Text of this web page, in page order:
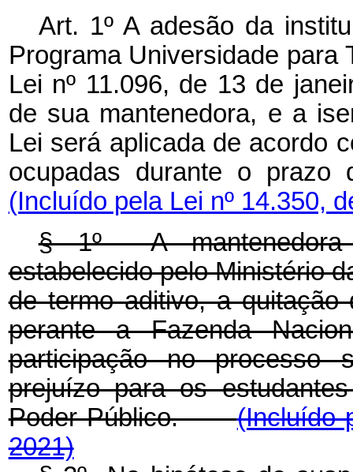
Art. 1º A adesão da
Programa Universidade para
Lei nº 11.096, de 13 de
de sua mantenedora, e a
Lei será aplicada de acordo
ocupadas durante o
(Incluído pela Lei nº 14.350,
§ 1º A mantenedora
estabelecido pelo Ministério
de termo aditivo, a quitação
perante a Fazenda
participação no processo
prejuízo para os
Poder Público.(Incluído
2021)